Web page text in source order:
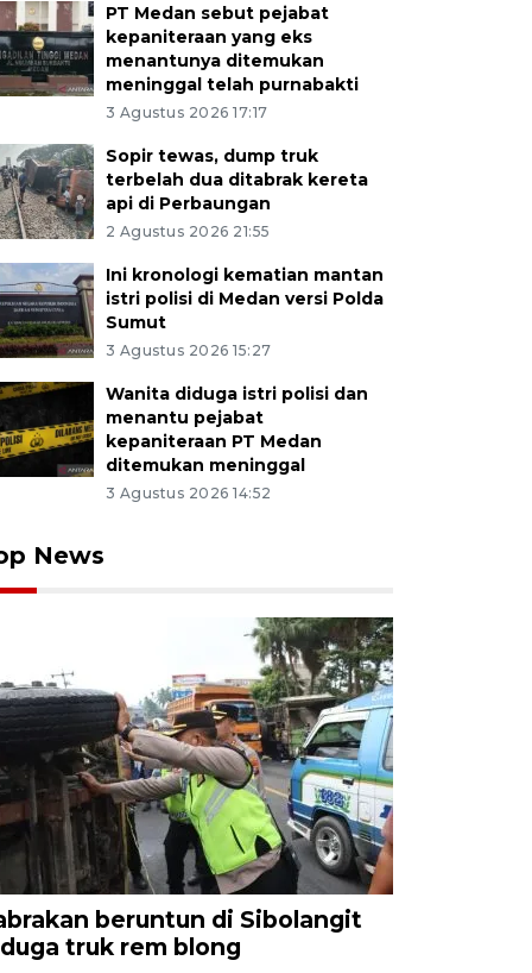
PT Medan sebut pejabat
kepaniteraan yang eks
menantunya ditemukan
meninggal telah purnabakti
3 Agustus 2026 17:17
Sopir tewas, dump truk
terbelah dua ditabrak kereta
api di Perbaungan
2 Agustus 2026 21:55
Ini kronologi kematian mantan
istri polisi di Medan versi Polda
Sumut
3 Agustus 2026 15:27
Wanita diduga istri polisi dan
menantu pejabat
kepaniteraan PT Medan
ditemukan meninggal
3 Agustus 2026 14:52
News
beruntun di Sibolangit
truk rem blong